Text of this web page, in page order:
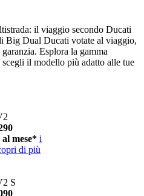
il viaggio secondo Ducati
Big Dual Ducati votate al viaggio,
Esplora la gamma
il modello più adatto alle tue
mese* i
di più
S